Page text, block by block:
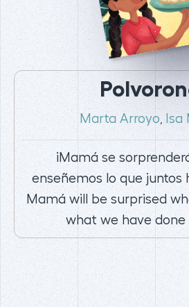
Marta Arroyo Isa
¡Mamá se
enseñemos lo que juntos
Mamá will be surprised
what we have